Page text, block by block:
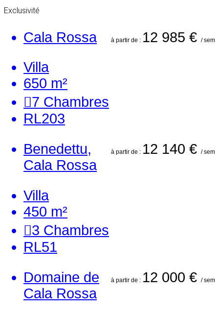
Exclusivité
à partir de : 12 985 € / sem
Cala Rossa
Villa
650 m²
7 Chambres
RL203
à partir de : 12 140 € / sem
Benedettu,
Cala Rossa
Villa
450 m²
3 Chambres
RL51
à partir de : 12 000 € / sem
Domaine de
Cala Rossa